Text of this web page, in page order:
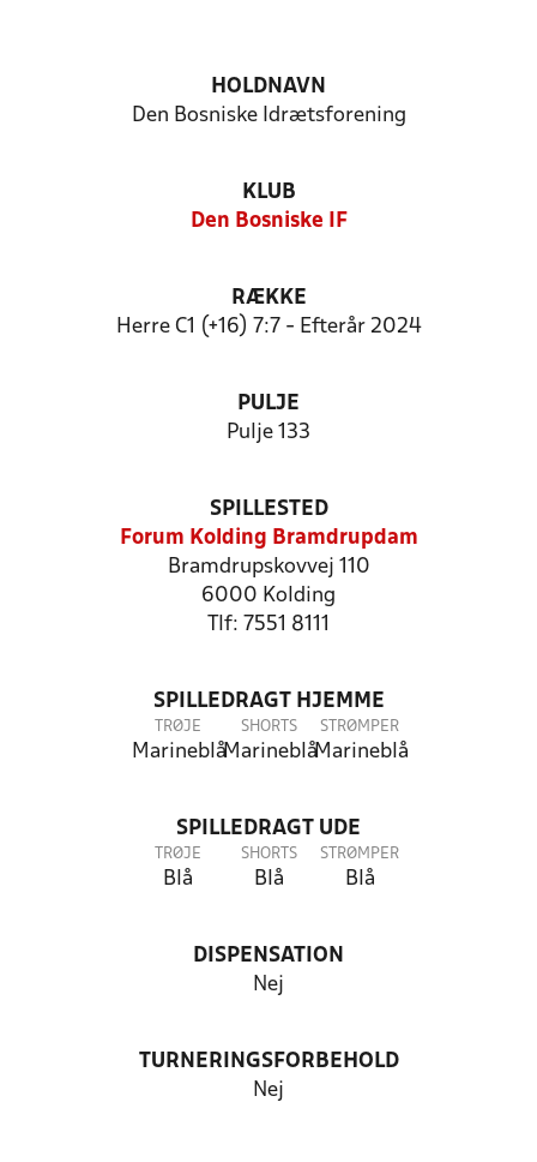
HOLDNAVN
Den Bosniske Idrætsforening
KLUB
Den Bosniske IF
RÆKKE
Herre C1 (+16) 7:7 - Efterår 2024
PULJE
Pulje 133
SPILLESTED
Forum Kolding Bramdrupdam
Bramdrupskovvej 110
6000 Kolding
Tlf: 7551 8111
SPILLEDRAGT HJEMME
TRØJE
Marineblå
SHORTS
Marineblå
STRØMPER
Marineblå
SPILLEDRAGT UDE
TRØJE
Blå
SHORTS
Blå
STRØMPER
Blå
DISPENSATION
Nej
TURNERINGSFORBEHOLD
Nej